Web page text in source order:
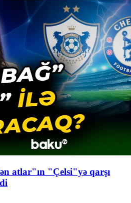
atlar"ın "Çelsi"yə qarşı